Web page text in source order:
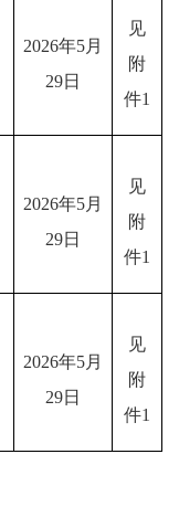
2026年5月
29日
见
附
件1
2026年5月
29日
见
附
件1
2026年5月
29日
见
附
件1